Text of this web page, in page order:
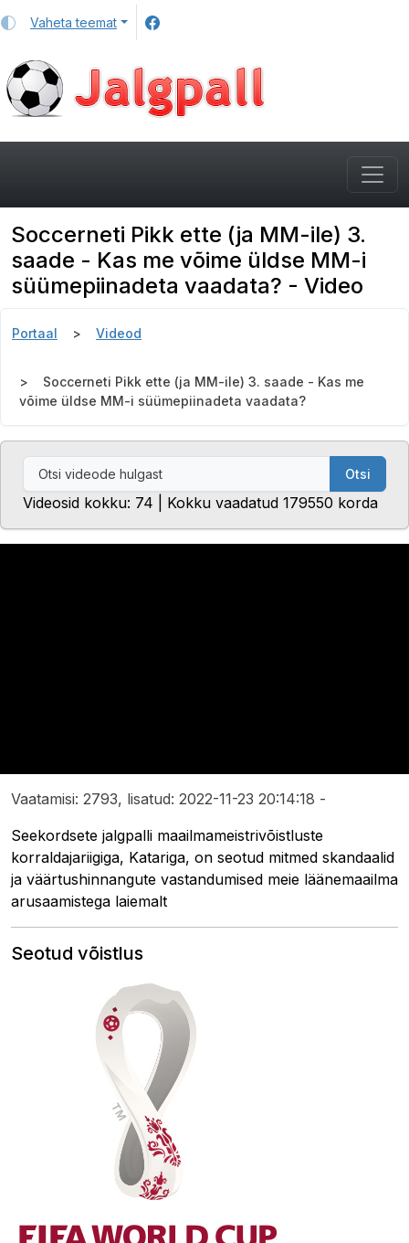
Vaheta teemat
Soccerneti Pikk ette (ja MM-ile) 3.
saade - Kas me võime üldse MM-i
süümepiinadeta vaadata? - Video
Portaal Videod
Soccerneti Pikk ette (ja MM-ile) 3. saade - Kas me
võime üldse MM-i süümepiinadeta vaadata?
Otsi
Videosid kokku: 74 | Kokku vaadatud 179550 korda
Vaatamisi: 2793, lisatud: 2022-11-23 20:14:18 -
Seekordsete jalgpalli maailmameistrivõistluste
korraldajariigiga, Katariga, on seotud mitmed skandaalid
ja väärtushinnangute vastandumised meie läänemaailma
arusaamistega laiemalt
Seotud võistlus